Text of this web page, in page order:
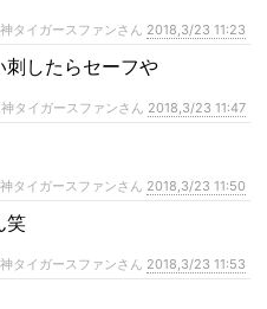
タイガースファンさん 2018,3/23 11:23
刺したらセーフや
タイガースファンさん 2018,3/23 11:47
タイガースファンさん 2018,3/23 11:50
笑
タイガースファンさん 2018,3/23 11:53